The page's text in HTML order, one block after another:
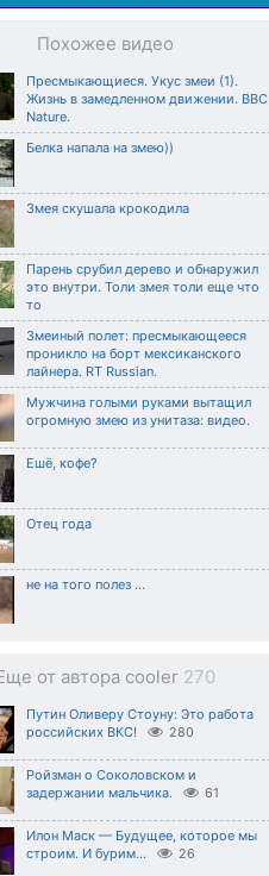
Похожее видео
Пресмыкающиеся. Укус змеи (1).
Жизнь в замедленном движении. BBC
Nature.
Белка напала на змею))
Змея скушала крокодила
Парень срубил дерево и обнаружил
это внутри. Толи змея толи еще что
то
Змеиный полет: пресмыкающееся
проникло на борт мексиканского
лайнера. RT Russian.
Мужчина голыми руками вытащил
огромную змею из унитаза: видео.
Ешё, кофе?
Отец года
не на того полез ...
от автора cooler 270
Путин Оливеру Стоуну: Это работа
российских ВКС!
280
Ройзман о Соколовском и
задержании мальчика.
61
Илон Маск — Будущее, которое мы
строим. И бурим...
26